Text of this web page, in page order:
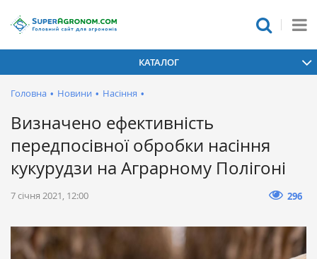
КАТАЛОГ
Головна • Новини • Насіння •
Визначено ефективність
передпосівної обробки насіння
кукурудзи на Аграрному Полігоні
7 січня 2021, 12:00 296